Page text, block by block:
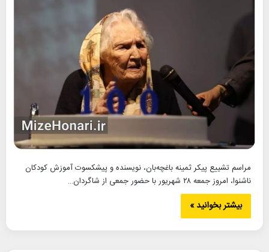
مراسم تشییع پیکر ثمینه باغچه‌بان، نویسنده و پیشکسوت آموزش کودکان
ناشنوا، امروز جمعه ۲۸ شهریور با حضور جمعی از شاگردان…
بیشتر بخوانید »